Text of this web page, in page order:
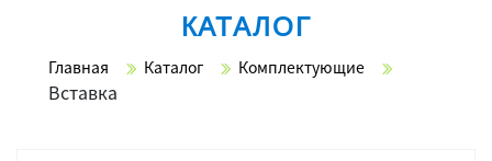
КАТАЛОГ
Главная Каталог Комплектующие
Вставка